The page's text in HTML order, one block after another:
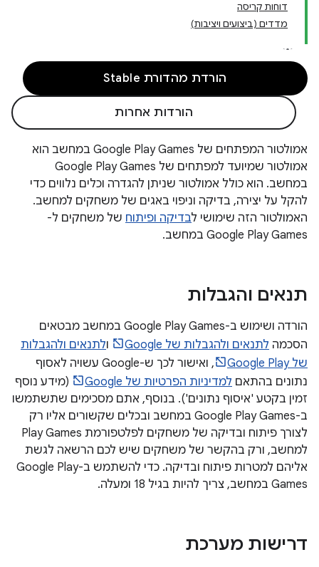
דוחות קריסה
מדדים (ביצועים ויציבות)
הורדת מהדורת Stable
הורדות אחרות
אמולטור המפתחים של Google Play Games במחשב הוא
אמולטור שמיועד למפתחים של Google Play Games
במחשב. הוא כולל אמולטור שניתן להגדרה וכלים נלווים כדי
להקל על יצירה, בדיקה וניפוי באגים של משחקים למחשב.
האמולטור הזה שימושי לבדיקה ופיתוח של משחקים ל-
Google Play Games במחשב.
תנאים והגבלות
הורדה ושימוש ב-Google Play Games במחשב מבטאים
הסכמה לתנאים ולהגבלות של Google ולתנאים ולהגבלות
של Google Play
, ואישור לכך ש-Google עשויה לאסוף
נתונים בהתאם למדיניות הפרטיות של Google
(מידע נוסף
זמין בקטע 'איסוף נתונים'). בנוסף, אתם מסכימים שתשתמשו
ב-Google Play Games במחשב ובכלים שקשורים אליו רק
לצורך פיתוח ובדיקה של משחקים לפלטפורמת Play Games
למחשב, ורק בהקשר של משחקים שיש לכם הרשאה לגשת
אליהם למטרות פיתוח ובדיקה. כדי להשתמש ב-Google Play
Games במחשב, צריך להיות בגיל 18 ומעלה.
דרישות מערכת